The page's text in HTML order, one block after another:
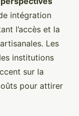
intégration
l’accès et la
Les
institutions
sur la
pour attirer